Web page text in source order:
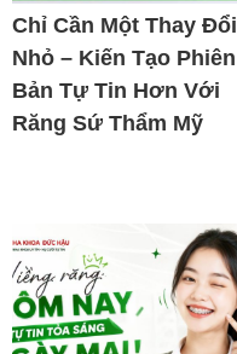
Chỉ Cần Một Thay Đổi
Nhỏ – Kiến Tạo Phiên
Bản Tự Tin Hơn Với
Răng Sứ Thẩm Mỹ